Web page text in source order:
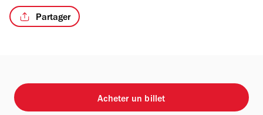
Partager
Acheter un billet